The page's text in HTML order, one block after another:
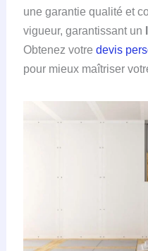
une garantie qualité et
vigueur, garantissant un
Obtenez votre devis
pour mieux maîtriser